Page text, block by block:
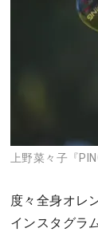
上野菜々子『
度々全身オレ
インスタグラ